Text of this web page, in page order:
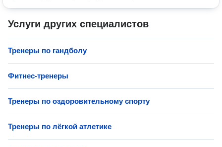
Услуги других специалистов
Тренеры по гандболу
Фитнес-тренеры
Тренеры по оздоровительному спорту
Тренеры по лёгкой атлетике